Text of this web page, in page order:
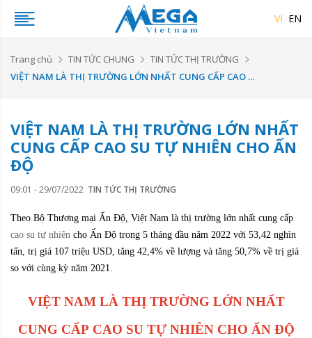
VI EN
Trang chủ TIN TỨC CHUNG
TIN TỨC THỊ TRƯỜNG
VIỆT NAM LÀ THỊ TRƯỜNG LỚN NHẤT CUNG CẤP CAO ...
VIỆT NAM LÀ THỊ TRƯỜNG LỚN NHẤT
CUNG CẤP CAO SU TỰ NHIÊN CHO ẤN
ĐỘ
09:01 - 29/07/2022 TIN TỨC THỊ TRƯỜNG
Theo Bộ Thương mại Ấn Độ, Việt Nam là thị trường lớn nhất cung cấp
cao su tự nhiên cho Ấn Độ trong 5 tháng đầu năm 2022 với 53,42 nghìn
tấn, trị giá 107 triệu USD, tăng 42,4% về lượng và tăng 50,7% về trị giá
so với cùng kỳ năm 2021.
VIỆT NAM LÀ THỊ TRƯỜNG LỚN NHẤT
CUNG CẤP CAO SU TỰ NHIÊNCHO ẤN ĐỘ